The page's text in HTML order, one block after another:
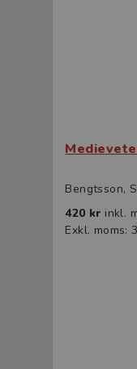
Bengtsson,
420 kr inkl.
Exkl. moms: